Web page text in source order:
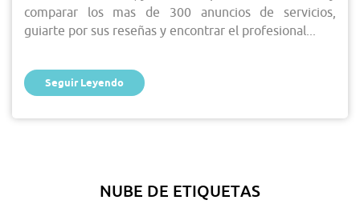
comparar los mas de 300 anuncios de servicios,
guiarte por sus reseñas y encontrar el profesional...
Seguir Leyendo
NUBE DE ETIQUETAS